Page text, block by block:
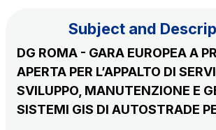
The Group
Movyon
The technology operator for the
Discover our App
Subject and
DG ROMA - GARA EUROPEA A
APERTA PER L’APPALTO DI
SVILUPPO, MANUTENZIONE E
SISTEMI GIS DI AUTOSTRADE